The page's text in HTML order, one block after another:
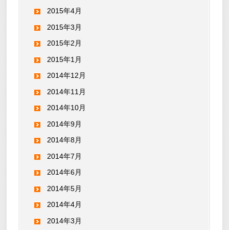
2015年4月
2015年3月
2015年2月
2015年1月
2014年12月
2014年11月
2014年10月
2014年9月
2014年8月
2014年7月
2014年6月
2014年5月
2014年4月
2014年3月